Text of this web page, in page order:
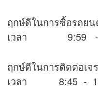
ฤกษ์ดีในการซื้อรถย
เวลา 9:59 -
ฤกษ์ดีในการติดต่อเจ
เวลา 8:45 -